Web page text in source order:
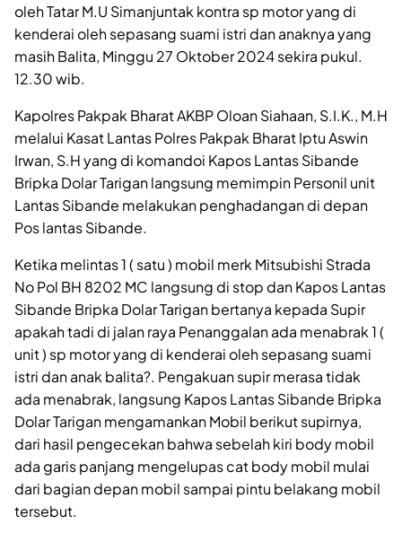
oleh Tatar M.U Simanjuntak kontra sp motor yang di
kenderai oleh sepasang suami istri dan anaknya yang
masih Balita, Minggu 27 Oktober 2024 sekira pukul.
12.30 wib.
Kapolres Pakpak Bharat AKBP Oloan Siahaan, S.I.K., M.H
melalui Kasat Lantas Polres Pakpak Bharat Iptu Aswin
Irwan, S.H yang di komandoi Kapos Lantas Sibande
Bripka Dolar Tarigan langsung memimpin Personil unit
Lantas Sibande melakukan penghadangan di depan
Pos lantas Sibande.
Ketika melintas 1 ( satu ) mobil merk Mitsubishi Strada
No Pol BH 8202 MC langsung di stop dan Kapos Lantas
Sibande Bripka Dolar Tarigan bertanya kepada Supir
apakah tadi di jalan raya Penanggalan ada menabrak 1 (
unit ) sp motor yang di kenderai oleh sepasang suami
istri dan anak balita?. Pengakuan supir merasa tidak
ada menabrak, langsung Kapos Lantas Sibande Bripka
Dolar Tarigan mengamankan Mobil berikut supirnya,
dari hasil pengecekan bahwa sebelah kiri body mobil
ada garis panjang mengelupas cat body mobil mulai
dari bagian depan mobil sampai pintu belakang mobil
tersebut.